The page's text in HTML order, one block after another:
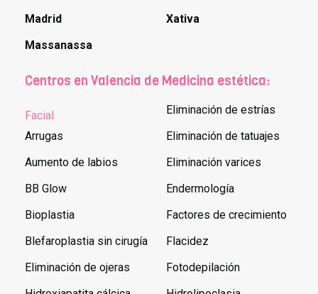
Madrid
Massanassa
Xativa
Centros en Valencia de Medicina estética:
Facial
Arrugas
Aumento de labios
BB Glow
Bioplastia
Blefaroplastia sin cirugía
Eliminación de ojeras
Eliminación de estrías
Eliminación de tatuajes
Eliminación varices
Endermología
Factores de crecimiento
Flacidez
Fotodepilación